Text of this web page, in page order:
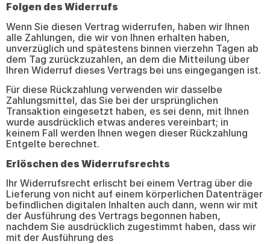
Folgen des Widerrufs
Wenn Sie diesen Vertrag widerrufen, haben wir Ihnen
alle Zahlungen, die wir von Ihnen erhalten haben,
unverzüglich und spätestens binnen vierzehn Tagen ab
dem Tag zurückzuzahlen, an dem die Mitteilung über
Ihren Widerruf dieses Vertrags bei uns eingegangen ist.
Für diese Rückzahlung verwenden wir dasselbe
Zahlungsmittel, das Sie bei der ursprünglichen
Transaktion eingesetzt haben, es sei denn, mit Ihnen
wurde ausdrücklich etwas anderes vereinbart; in
keinem Fall werden Ihnen wegen dieser Rückzahlung
Entgelte berechnet.
Erlöschen des Widerrufsrechts
Ihr Widerrufsrecht erlischt bei einem Vertrag über die
Lieferung von nicht auf einem körperlichen Datenträger
befindlichen digitalen Inhalten auch dann, wenn wir mit
der Ausführung des Vertrags begonnen haben,
nachdem Sie ausdrücklich zugestimmt haben, dass wir
mit der Ausführung des